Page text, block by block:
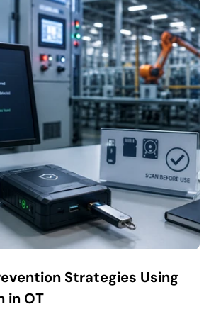
Strategies Using
in OT